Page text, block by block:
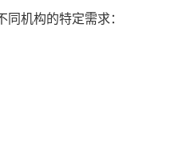
机构的特定需求：